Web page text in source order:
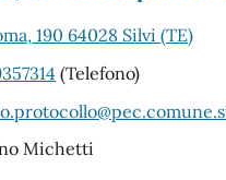
190 64028 Silvi (TE)
(Telefono)
Michetti